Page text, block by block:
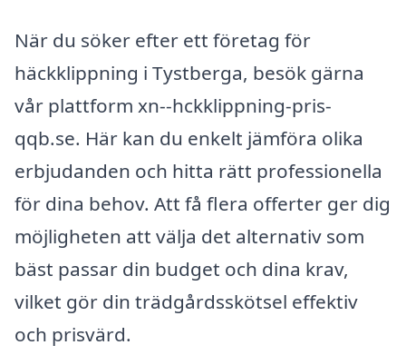
När du söker efter ett företag för
häckklippning i Tystberga, besök gärna
vår plattform xn--hckklippning-pris-
qqb.se. Här kan du enkelt jämföra olika
erbjudanden och hitta rätt professionella
för dina behov. Att få flera offerter ger dig
möjligheten att välja det alternativ som
bäst passar din budget och dina krav,
vilket gör din trädgårdsskötsel effektiv
och prisvärd.